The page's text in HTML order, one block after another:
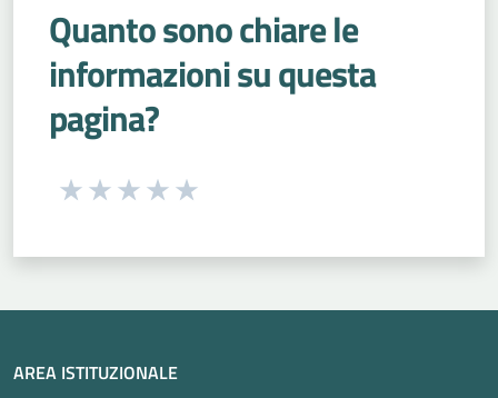
Quanto sono chiare le
informazioni su questa
pagina?
Seleziona una valutazione da 1 a 5 stelle
AREA ISTITUZIONALE